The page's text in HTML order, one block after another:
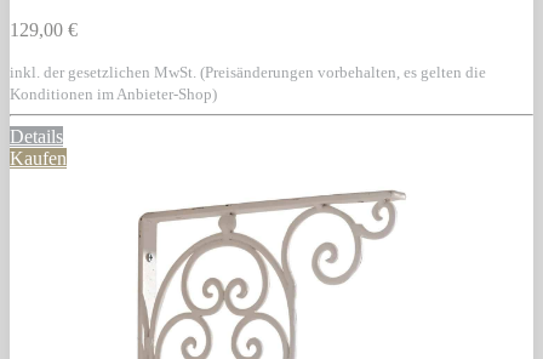
129,00 €
inkl. der gesetzlichen MwSt. (Preisänderungen vorbehalten, es gelten die
Konditionen im Anbieter-Shop)
Details
Kaufen